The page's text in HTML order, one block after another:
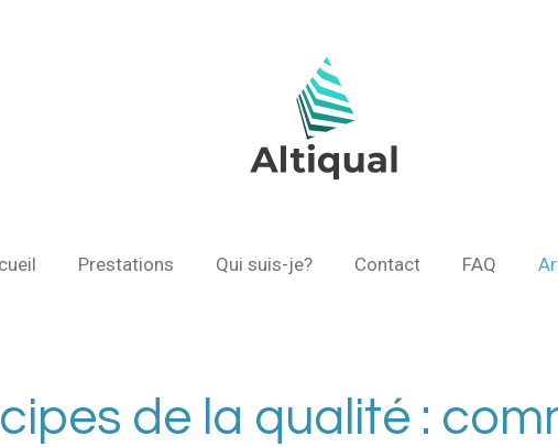
Prestations Qui suis-je? Contact FAQ
de la qualité :